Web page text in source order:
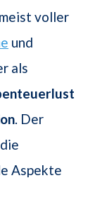
voller
und
als
. Der
Aspekte